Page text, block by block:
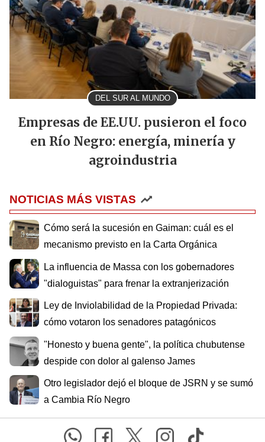
DEL SUR AL MUNDO
Empresas de EE.UU. pusieron el foco
en Río Negro: energía, minería y
agroindustria
NOTICIAS MÁS VISTAS
Cómo será la sucesión en Gaiman: cuál es el
mecanismo previsto en la Carta Orgánica
La influencia de Massa con los gobernadores
"dialoguistas" para frenar la extranjerización
Ley de Inviolabilidad de la Propiedad Privada:
cómo votaron los senadores patagónicos
"Honesto y buena gente", la política chubutense
despide con dolor al galenso James
Otro legislador dejó el bloque de JSRN y se sumó
a Cambia Río Negro